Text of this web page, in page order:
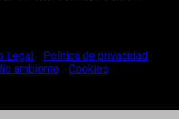
Legal Política de privacidad
ambiente
Cookies